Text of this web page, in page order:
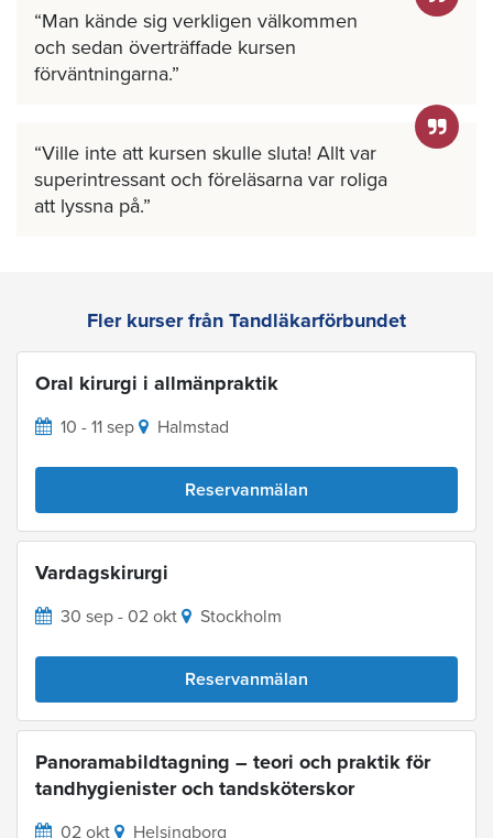
Man kände sig verkligen välkommen
och sedan överträffade kursen
förväntningarna.
Ville inte att kursen skulle sluta! Allt var
superintressant och föreläsarna var roliga
att lyssna på.
Fler kurser från Tandläkarförbundet
Oral kirurgi i allmänpraktik
10 - 11 sep Halmstad
Reservanmälan
Vardagskirurgi
30 sep - 02 okt Stockholm
Reservanmälan
Panoramabildtagning – teori och praktik för
tandhygienister och tandsköterskor
02 okt Helsingborg